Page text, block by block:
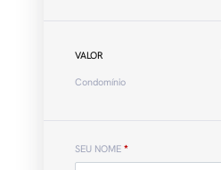
VALOR
Condomínio
SEU NOME *